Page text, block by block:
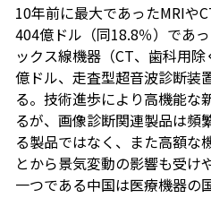
10年前に最大であったMRIや
404億ドル（同18.8％）であ
ックス線機器（CT、歯科用
億ドル、走査型超音波診断装
る。技術進歩により高機能な
るが、画像診断関連製品は頻
る製品ではなく、また高額な
とから景気変動の影響も受け
一つである中国は医療機器の